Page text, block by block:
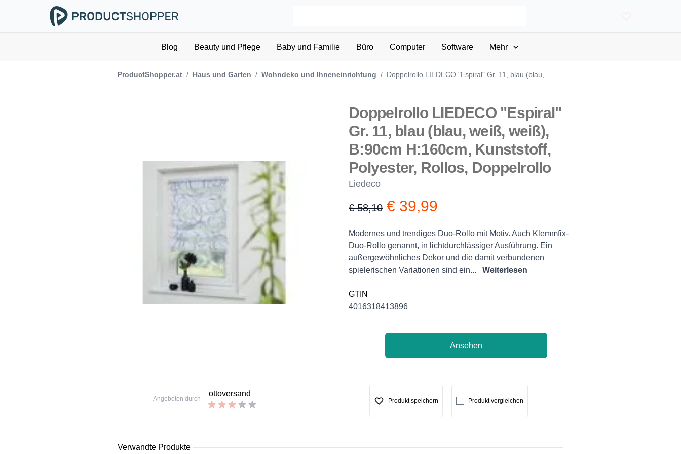
Blog Beauty und Pflege Baby und Familie Büro Computer Software Mehr
ProductShopper.at / Haus und Garten / Wohndeko und Ihneneinrichtung / Doppelrollo LIEDECO "Espiral" Gr. 11, blau (blau,...
Doppelrollo LIEDECO "Espiral"
Gr. 11, blau (blau, weiß, weiß),
B:90cm H:160cm, Kunststoff,
Polyester, Rollos, Doppelrollo
Liedeco
Product information
€ 58,10 € 39,99
Description
Modernes und trendiges Duo-Rollo mit Motiv. Auch Klemmfix-
Duo-Rollo genannt, in lichtdurchlässiger Ausführung. Ein
außergewöhnliches Dekor und die damit verbundenen
spielerischen Variationen sind ein...
Weiterlesen
GTIN
4016318413896
Ansehen
Angeboten durch
ottoversand
Produkt speichern Produkt vergleichen
Verwandte Produkte